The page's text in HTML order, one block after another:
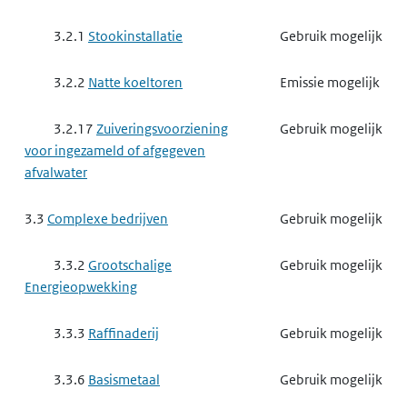
3.2.1 Stookinstallatie Gebruik mogelijk
3.2.2 Natte koeltoren Emissie mogelijk
3.2.17 Zuiveringsvoorziening
voor ingezameld of afgegeven
afvalwater
Gebruik mogelijk
3.3 Complexe bedrijven Gebruik mogelijk
3.3.2 Grootschalige
Energieopwekking
Gebruik mogelijk
3.3.3 Raffinaderij Gebruik mogelijk
3.3.6 Basismetaal Gebruik mogelijk